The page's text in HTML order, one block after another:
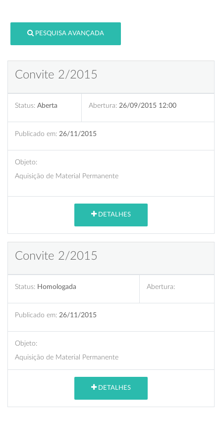
PESQUISA AVANÇADA
Convite 2/2015
Status: Aberta Abertura: 26/09/2015 12:00
Publicado em: 26/11/2015
Objeto:
Aquisição de Material Permanente
DETALHES
Convite 2/2015
Status: Homologada Abertura:
Publicado em: 26/11/2015
Objeto:
Aquisição de Material Permanente
DETALHES